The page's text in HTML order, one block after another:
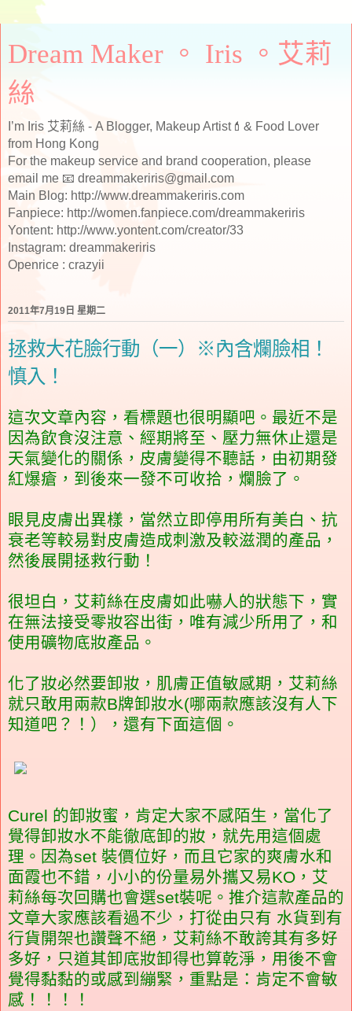
Dream Maker 。 Iris 。艾莉
絲
I’m Iris 艾莉絲 - A Blogger, Makeup Artist💄& Food Lover
from Hong Kong
For the makeup service and brand cooperation, please
email me 📧 dreammakeriris@gmail.com
Main Blog: http://www.dreammakeriris.com
Fanpiece: http://women.fanpiece.com/dreammakeriris
Yontent: http://www.yontent.com/creator/33
Instagram: dreammakeriris
Openrice : crazyii
2011年7月19日 星期二
拯救大花臉行動（一）※內含爛臉相！
慎入！
這次文章內容，看標題也很明顯吧。最近不是
因為飲食沒注意、經期將至、壓力無休止還是
天氣變化的關係，皮膚變得不聽話，由初期發
紅爆瘡，到後來一發不可收拾，爛臉了。
眼見皮膚出異樣，當然立即停用所有美白、抗
衰老等較易對皮膚造成刺激及較滋潤的產品，
然後展開拯救行動！
很坦白，艾莉絲在皮膚如此嚇人的狀態下，實
在無法接受零妝容出街，唯有減少所用了，和
使用礦物底妝產品。
化了妝必然要卸妝，肌膚正值敏感期，艾莉絲
就只敢用兩款B牌卸妝水(哪兩款應該沒有人下
知道吧？！），還有下面這個。
Curel 的卸妝蜜，肯定大家不感陌生，當化了
覺得卸妝水不能徹底卸的妝，就先用這個處
理。因為set 裝價位好，而且它家的爽膚水和
面霞也不錯，小小的份量易外攜又易KO，艾
莉絲每次回購也會選set裝呢。推介這款產品的
文章大家應該看過不少，打從由只有 水貨到有
行貨開架也讚聲不絕，艾莉絲不敢誇其有多好
多好，只道其卸底妝卸得也算乾淨，用後不會
覺得黏黏的或感到繃緊，重點是：肯定不會敏
感！！！！